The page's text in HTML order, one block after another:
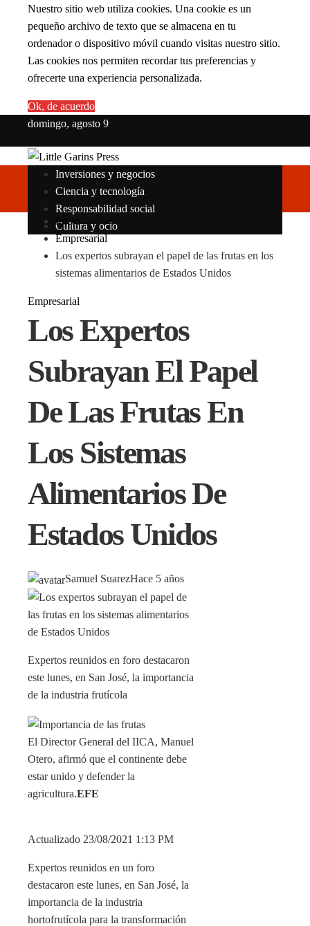
Nuestro sitio web utiliza cookies. Una cookie es un
pequeño archivo de texto que se almacena en tu
ordenador o dispositivo móvil cuando visitas nuestro sitio.
Las cookies nos permiten recordar tus preferencias y
ofrecerte una experiencia personalizada.
Ok, de acuerdo
domingo, agosto 9
Inversiones y negocios
Ciencia y tecnología
Responsabilidad social
Cultura y ocio
Inicio
Empresarial
Los expertos subrayan el papel de las frutas en los
sistemas alimentarios de Estados Unidos
Empresarial
Los Expertos
Subrayan El Papel
De Las Frutas En
Los Sistemas
Alimentarios De
Estados Unidos
Samuel SuarezHace 5 años
Expertos reunidos en foro destacaron
este lunes, en San José, la importancia
de la industria frutícola
El Director General del IICA, Manuel
Otero, afirmó que el continente debe
estar unido y defender la
agricultura.EFE
Actualizado 23/08/2021 1:13 PM
Expertos reunidos en un foro
destacaron este lunes, en San José, la
importancia de la industria
hortofrutícola para la transformación